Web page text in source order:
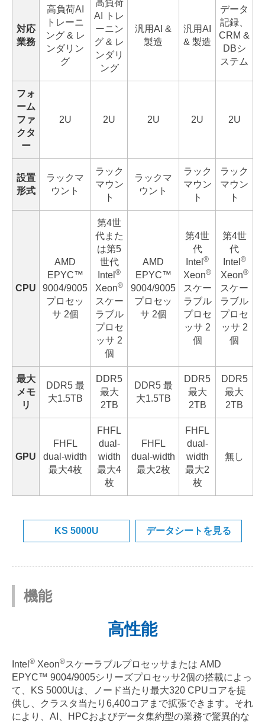
対応
業務
高負荷AI
トレーニ
ング & レ
ンダリン
グ
高負荷
AI トレ
ーニン
グ & レ
ンダリ
ング
汎用AI &
製造
汎用AI
& 製造
データ
記録、
CRM &
DBシ
ステム
フォ
ーム
ファ
クタ
ー
2U 2U 2U 2U 2U
設置
形式
ラックマ
ウント
ラック
マウン
ト
ラックマ
ウント
ラック
マウン
ト
ラック
マウン
ト
CPU
AMD
EPYC™
9004/9005
プロセッ
サ 2個
第4世
代また
は第5
世代
Intel ®
Xeon®
スケー
ラブル
プロセ
ッサ 2
個
AMD
EPYC™
9004/9005
プロセッ
サ 2個
第4世
代
Intel ®
Xeon®
スケー
ラブル
プロセ
ッサ 2
個
第4世
代
Intel ®
Xeon®
スケー
ラブル
プロセ
ッサ 2
個
最大
メモ
リ
DDR5 最
大1.5TB
DDR5
最大
2TB
DDR5 最
大1.5TB
DDR5
最大
2TB
DDR5
最大
2TB
GPU
FHFL
dual-width
最大4枚
FHFL
dual-
width
最大4
枚
FHFL
dual-width
最大2枚
FHFL
dual-
width
最大2
枚
無し
KS 5000U データシートを見る
機能
高性能
Intel ® Xeon®スケーラブルプロセッサまたは AMD
EPYC™ 9004/9005シリーズプロセッサ2個の搭載によっ
て、KS 5000Uは、ノード当たり最大320 CPUコアを提
供し、クラスタ当たり6,400コアまで拡張できます。それ
により、AI、HPCおよびデータ集約型の業務で驚異的な